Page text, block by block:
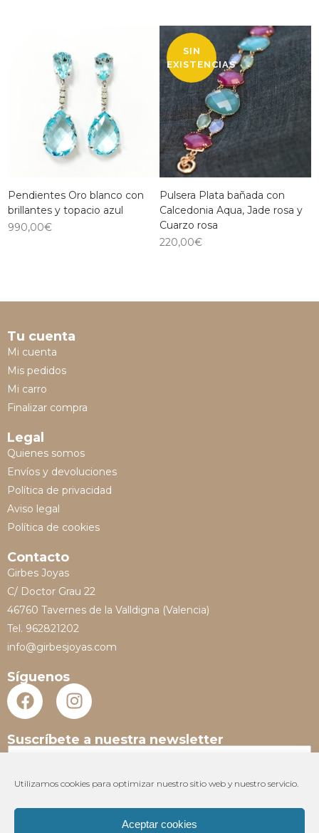
Utilizamos cookies para optimizar nuestro sitio web y nuestro servicio.
Aceptar cookies
Pendientes Oro blanco con
brillantes y topacio azul
990,00€
SIN
EXISTENCIAS
Pulsera Plata bañada con
Calcedonia Aqua, Jade rosa y
Cuarzo rosa
220,00€
Tu cuenta
Mi cuenta
Mis pedidos
Mi carro
Finalizar compra
Legal
Quienes somos
Envíos y devoluciones
Política de privacidad
Aviso legal
Política de cookies
Contacto
Girbes Joyas
C/ Doctor Grau 22
46760 Tavernes de la Valldigna (Valencia)
Tel. 962821202
info@girbesjoyas.com
Síguenos
Suscríbete a nuestra newsletter
N
m
m